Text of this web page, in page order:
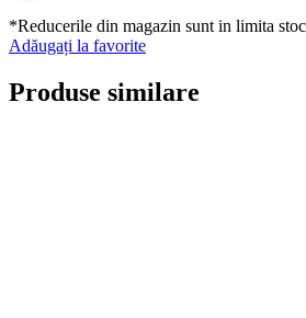
*Reducerile din magazin sunt in limita
Adăugați la favorite
Produse similare